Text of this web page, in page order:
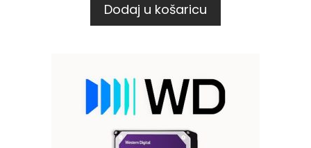
Dodaj u košaricu